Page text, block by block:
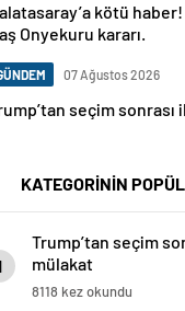
kötü haber!
Onyekuru kararı.
07 Ağustos 2026
seçim sonrası
KATEGORİNİN
Trump’tan seçim
mülakat
8118 kez okundu